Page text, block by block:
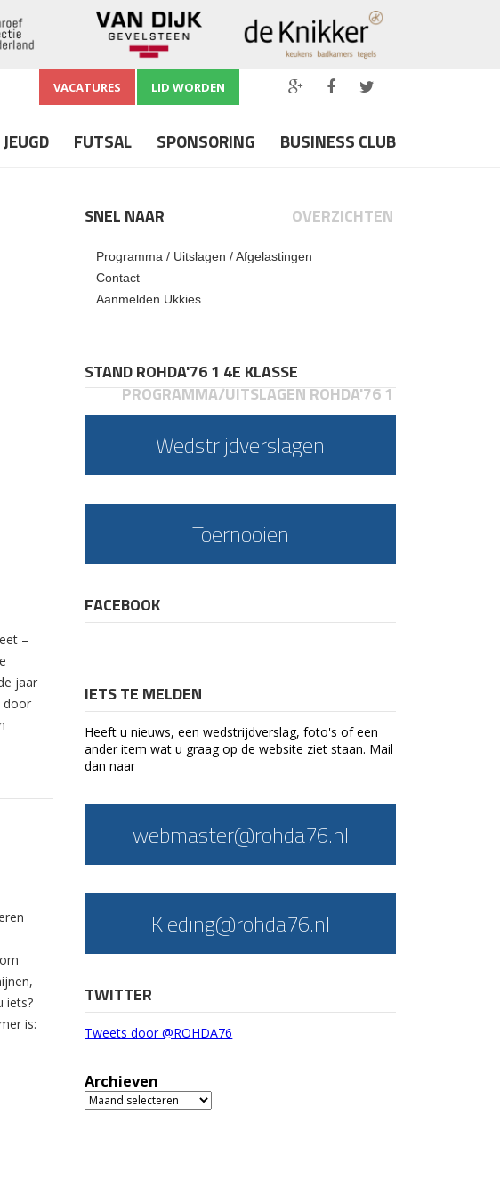
VACATURES LID WORDEN
JEUGD FUTSAL SPONSORING BUSINESS CLUB
–
jaar
door
iets?
is:
SNEL NAAR OVERZICHTEN
Programma / Uitslagen / Afgelastingen
Contact
Aanmelden Ukkies
STAND ROHDA'76 1 4E KLASSE
PROGRAMMA/UITSLAGEN ROHDA'76 1
Wedstrijdverslagen
Toernooien
FACEBOOK
IETS TE MELDEN
Heeft u nieuws, een wedstrijdverslag, foto's of een
ander item wat u graag op de website ziet staan. Mail
dan naar
webmaster@rohda76.nl
Kleding@rohda76.nl
TWITTER
Tweets door @ROHDA76
Archieven
Archieven